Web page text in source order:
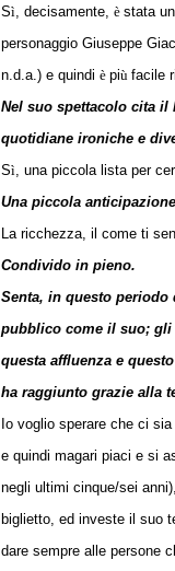
Sì , decisamente, è stata
personaggio Giuseppe
n.d.a.) e quindi è più facile
Nel suo spettacolo cita
quotidiane ironiche e
Sì , una piccola lista per
Una piccola
La ricchezza, il come ti
Condivido in pieno.
Senta, in questo
pubblico come il suo; gli
questa affluenza e
ha raggiunto grazie alla
Io voglio sperare che ci
e quindi magari piaci e si
negli ultimi cinque/sei
biglietto, ed investe il suo
dare sempre alle persone